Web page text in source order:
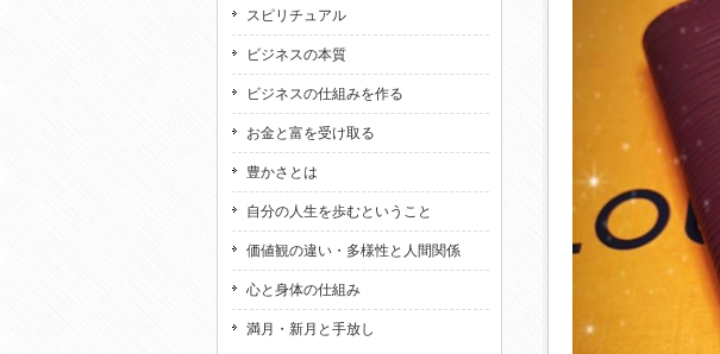
スピリチュアル
ビジネスの本質
ビジネスの仕組みを作る
お金と富を受け取る
豊かさとは
自分の人生を歩むということ
価値観の違い・多様性と人間関係
心と身体の仕組み
満月・新月と手放し